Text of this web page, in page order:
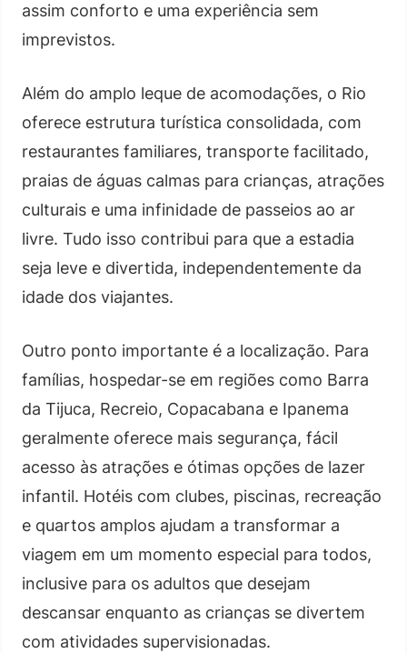
assim conforto e uma experiência sem
imprevistos.
Além do amplo leque de acomodações, o Rio
oferece estrutura turística consolidada, com
restaurantes familiares, transporte facilitado,
praias de águas calmas para crianças, atrações
culturais e uma infinidade de passeios ao ar
livre. Tudo isso contribui para que a estadia
seja leve e divertida, independentemente da
idade dos viajantes.
Outro ponto importante é a localização. Para
famílias, hospedar-se em regiões como Barra
da Tijuca, Recreio, Copacabana e Ipanema
geralmente oferece mais segurança, fácil
acesso às atrações e ótimas opções de lazer
infantil. Hotéis com clubes, piscinas, recreação
e quartos amplos ajudam a transformar a
viagem em um momento especial para todos,
inclusive para os adultos que desejam
descansar enquanto as crianças se divertem
com atividades supervisionadas.